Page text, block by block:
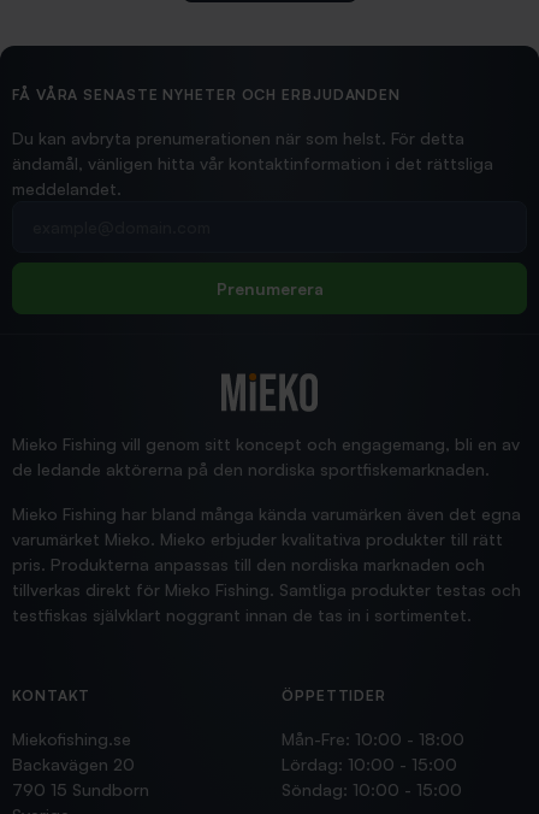
2026/02/19
Hittade exakt vad jag behövde. Snabb och bra...
Jensa
FÅ VÅRA SENASTE NYHETER OCH ERBJUDANDEN
Du kan avbryta prenumerationen när som helst. För detta
ändamål, vänligen hitta vår kontaktinformation i det rättsliga
meddelandet.
Prenumerera
Mieko Fishing vill genom sitt koncept och engagemang, bli en av
de ledande aktörerna på den nordiska sportfiskemarknaden.
Mieko Fishing har bland många kända varumärken även det egna
varumärket Mieko. Mieko erbjuder kvalitativa produkter till rätt
pris. Produkterna anpassas till den nordiska marknaden och
tillverkas direkt för Mieko Fishing. Samtliga produkter testas och
testfiskas självklart noggrant innan de tas in i sortimentet.
KONTAKT
Miekofishing.se
Backavägen 20
790 15 Sundborn
ÖPPETTIDER
Mån-Fre: 10:00 - 18:00
Lördag: 10:00 - 15:00
Söndag: 10:00 - 15:00